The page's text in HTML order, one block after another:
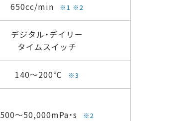
650cc/min ※1 ※2
デジタル・デイリー
タイムスイッチ
140～200℃ ※3
500～50,000mPa・s ※2